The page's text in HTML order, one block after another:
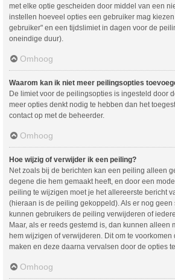
met elke optie gescheiden door middel van een
instellen hoeveel opties een gebruiker mag
gebruiker" en een tijdslimiet in dagen voor de
oneindige duur).
Omhoog
Waarom kan ik niet meer peilingsopties
De limiet voor de peilingsopties is ingesteld door
meer opties denkt nodig te hebben dan het
contact op met de beheerder.
Omhoog
Hoe wijzig of verwijder ik een peiling?
Net zoals bij de berichten kan een peiling alleen
degene die hem gemaakt heeft, en door een
peiling te wijzigen moet je het allereerste bericht
(hieraan is de peiling gekoppeld). Als er nog geen
kunnen gebruikers de peiling verwijderen of
Maar, als er reeds gestemd is, dan kunnen alleen
hem wijzigen of verwijderen. Dit om te
maken en deze daarna vervalsen door de opties
Omhoog